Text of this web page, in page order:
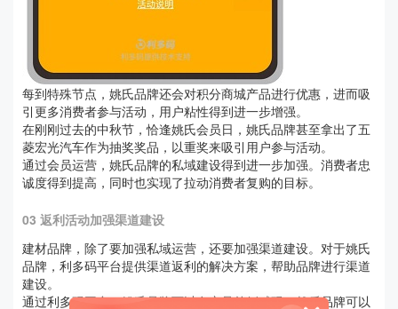
每到特殊节点，姚氏品牌还会对积分商城产品进行优惠，进而吸
引更多消费者参与活动，用户粘性得到进一步增强。
在刚刚过去的中秋节，恰逢姚氏会员日，姚氏品牌甚至拿出了五
菱宏光汽车作为抽奖奖品，以重奖来吸引用户参与活动。
通过会员运营，姚氏品牌的私域建设得到进一步加强。消费者忠
诚度得到提高，同时也实现了拉动消费者复购的目标。
03 返利活动加强渠道建设
建材品牌，除了要加强私域运营，还要加强渠道建设。对于姚氏
品牌，利多码平台提供渠道返利的解决方案，帮助品牌进行渠道
建设。
通过利多码平台，姚氏品牌可以在产品外侧赋码。然后品牌可以